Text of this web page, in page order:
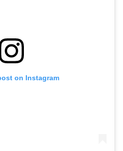
on Instagram